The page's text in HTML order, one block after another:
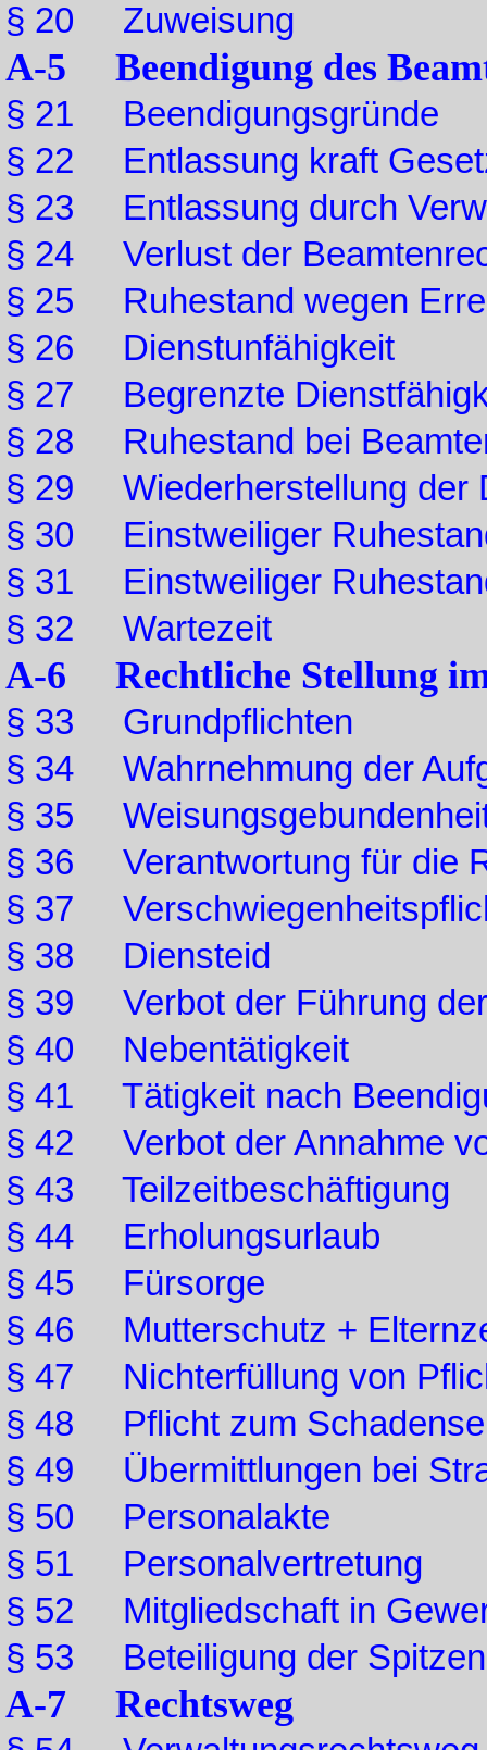
§ 20 Zuweisung
A-5 Beendigung des
§ 21 Beendigungsgründe
§ 22 Entlassung kraft
§ 23 Entlassung durch
§ 24 Verlust der
§ 25 Ruhestand wegen
§ 26 Dienstunfähigkeit
§ 27 Begrenzte
§ 28 Ruhestand bei
§ 29 Wiederherstellung der
§ 30 Einstweiliger
§ 31 Einstweiliger
§ 32 Wartezeit
A-6 Rechtliche Stellung
§ 33 Grundpflichten
§ 34 Wahrnehmung der
§ 35
§ 36 Verantwortung für die
§ 37
§ 38 Diensteid
§ 39 Verbot der Führung
§ 40 Nebentätigkeit
§ 41 Tätigkeit nach
§ 42 Verbot der Annahme
§ 43 Teilzeitbeschäftigung
§ 44 Erholungsurlaub
§ 45 Fürsorge
§ 46 Mutterschutz +
§ 47 Nichterfüllung von
§ 48 Pflicht zum
§ 49 Übermittlungen bei
§ 50 Personalakte
§ 51 Personalvertretung
§ 52 Mitgliedschaft in
§ 53 Beteiligung der
A-7 Rechtsweg